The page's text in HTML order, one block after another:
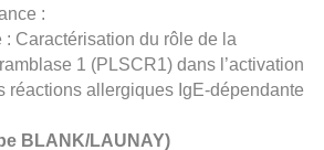
:
: Caractérisation du rôle de la
1 (PLSCR1) dans l’activation
réactions allergiques IgE-dépendante
BLANK/LAUNAY)